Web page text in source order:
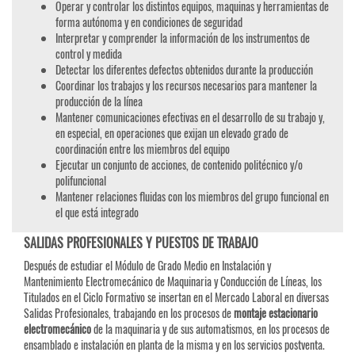
Operar y controlar los distintos equipos, maquinas y herramientas de
forma autónoma y en condiciones de seguridad
Interpretar y comprender la información de los instrumentos de
control y medida
Detectar los diferentes defectos obtenidos durante la producción
Coordinar los trabajos y los recursos necesarios para mantener la
producción de la línea
Mantener comunicaciones efectivas en el desarrollo de su trabajo y,
en especial, en operaciones que exijan un elevado grado de
coordinación entre los miembros del equipo
Ejecutar un conjunto de acciones, de contenido politécnico y/o
polifuncional
Mantener relaciones fluidas con los miembros del grupo funcional en
el que está integrado
SALIDAS PROFESIONALES Y PUESTOS DE TRABAJO
Después de estudiar el Módulo de Grado Medio en Instalación y
Mantenimiento Electromecánico de Maquinaria y Conducción de Líneas, los
Titulados en el Ciclo Formativo se insertan en el Mercado Laboral en diversas
Salidas Profesionales, trabajando en los procesos demontaje estacionario
electromecánicode la maquinaria y de sus automatismos, en los procesos de
ensamblado e instalación en planta de la misma y en los servicios postventa.